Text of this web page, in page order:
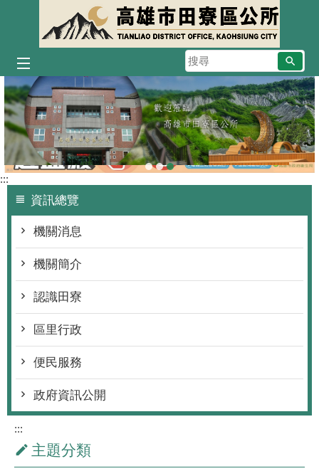
跳到主要內容區塊
搜
尋
播放中
:::
資訊總覽
機關消息
機關簡介
認識田寮
區里行政
便民服務
政府資訊公開
主題分類